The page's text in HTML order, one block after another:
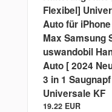
Flexibel]
Auto für
Max Samsung
uswandobil
Auto [ 2024
3 in 1
Universale KF
19.22 EUR